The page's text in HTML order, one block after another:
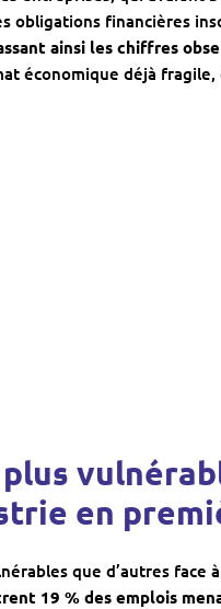
obligations financières
ainsi les chiffres
économique déjà
en
que d’autres face
19 % des emplois